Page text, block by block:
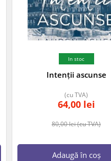
In stoc
Intenții ascunse
80,00lei(cu TVA)
64,00 lei
(cu TVA)
Adaugă în coș